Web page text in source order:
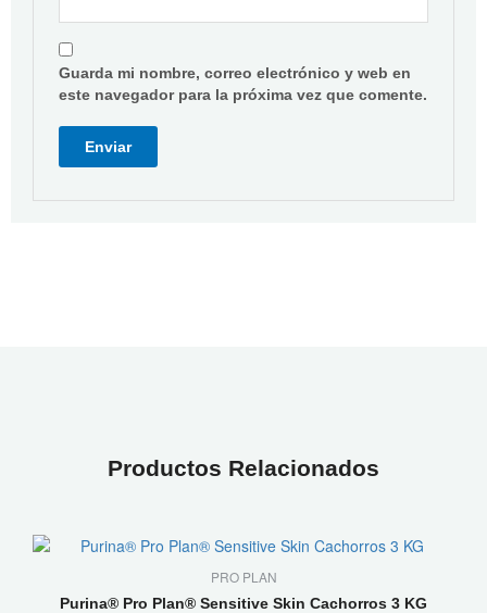
Guarda mi nombre, correo electrónico y web en
este navegador para la próxima vez que comente.
Productos Relacionados
PRO PLAN
Purina® Pro Plan® Sensitive Skin Cachorros 3 KG